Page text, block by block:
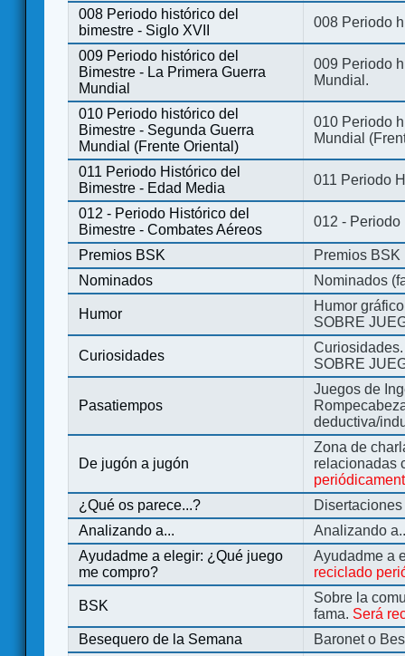
008 Periodo histórico del
bimestre - Siglo XVII
008 Periodo
009 Periodo histórico del
Bimestre - La Primera Guerra
Mundial
009 Periodo
Mundial.
010 Periodo histórico del
Bimestre - Segunda Guerra
Mundial (Frente Oriental)
010 Periodo
Mundial
011 Periodo Histórico del
Bimestre - Edad Media
011 Periodo
012 - Periodo Histórico del
Bimestre - Combates Aéreos
012 - Periodo
Premios BSK
Premios BSK
Nominados
Nominados
Humor
Humor
SOBRE
Curiosidades
SOBRE
Pasatiempos
Juegos de
deductiva/
De jugón a jugón
Zona de
relacionadas
¿Qué os parece...?
Analizando a...
Analizando
Ayudadme a elegir: ¿Qué juego
me compro?
Ayudadme a
reciclado
BSK
Sobre la
fama. Será
Besequero de la Semana
Baronet o